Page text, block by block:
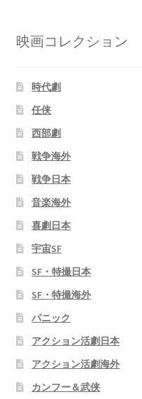
映画コレクション
時代劇
任侠
西部劇
戦争海外
戦争日本
音楽海外
喜劇日本
宇宙SF
SF・特撮日本
SF・特撮海外
パニック
アクション活劇日本
アクション活劇海外
カンフー＆武侠